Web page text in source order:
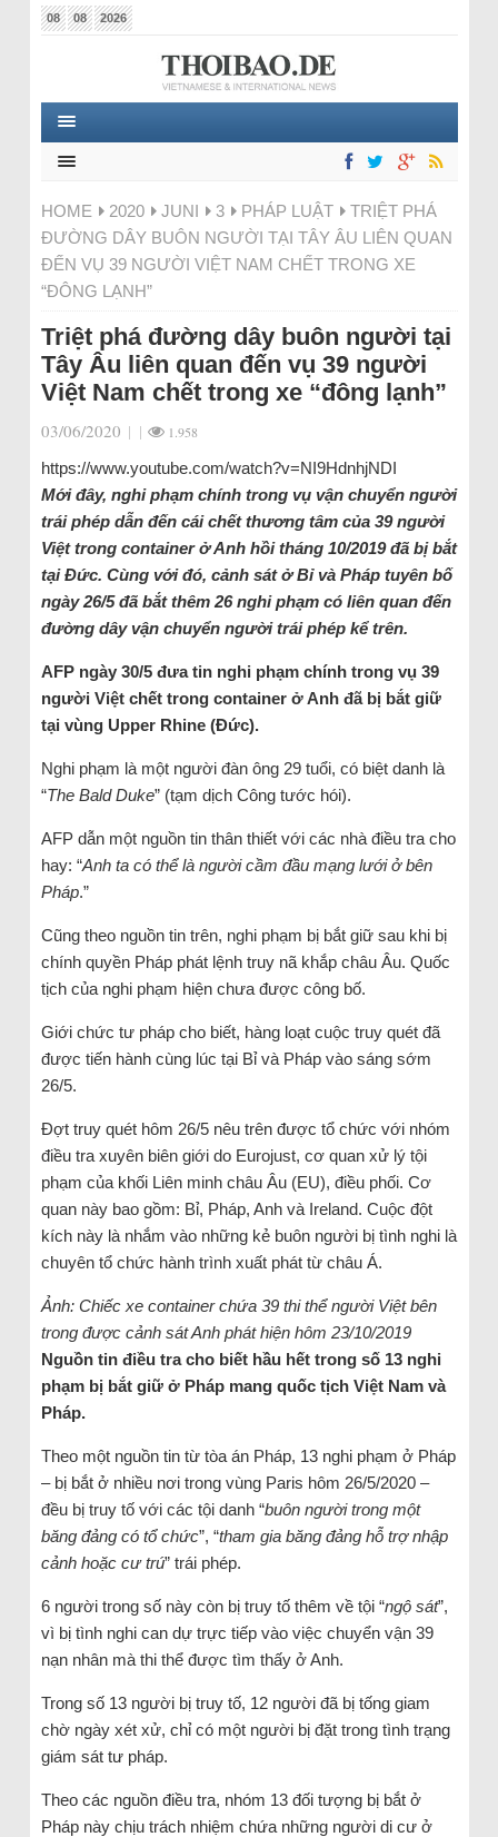
08 08 2026
HOME 2020 JUNI 3 PHÁP LUẬT
TRIỆT PHÁ
ĐƯỜNG DÂY BUÔN NGƯỜI TẠI TÂY ÂU LIÊN QUAN
ĐẾN VỤ 39 NGƯỜI VIỆT NAM CHẾT TRONG XE
“ĐÔNG LẠNH”
Triệt phá đường dây buôn người tại
Tây Âu liên quan đến vụ 39 người
Việt Nam chết trong xe “đông lạnh”
03/06/2020 | | 1.958
https://www.youtube.com/watch?v=NI9HdnhjNDI
Mới đây, nghi phạm chính trong vụ vận chuyển người
trái phép dẫn đến cái chết thương tâm của 39 người
Việt trong container ở Anh hồi tháng 10/2019 đã bị bắt
tại Đức. Cùng với đó, cảnh sát ở Bỉ và Pháp tuyên bố
ngày 26/5 đã bắt thêm 26 nghi phạm có liên quan đến
đường dây vận chuyển người trái phép kể trên.
AFP ngày 30/5 đưa tin nghi phạm chính trong vụ 39
người Việt chết trong container ở Anh đã bị bắt giữ
tại vùng Upper Rhine (Đức).
Nghi phạm là một người đàn ông 29 tuổi, có biệt danh là
“The Bald Duke” (tạm dịch Công tước hói).
AFP dẫn một nguồn tin thân thiết với các nhà điều tra cho
hay: “Anh ta có thể là người cầm đầu mạng lưới ở bên
Pháp.”
Cũng theo nguồn tin trên, nghi phạm bị bắt giữ sau khi bị
chính quyền Pháp phát lệnh truy nã khắp châu Âu. Quốc
tịch của nghi phạm hiện chưa được công bố.
Giới chức tư pháp cho biết, hàng loạt cuộc truy quét đã
được tiến hành cùng lúc tại Bỉ và Pháp vào sáng sớm
26/5.
Đợt truy quét hôm 26/5 nêu trên được tổ chức với nhóm
điều tra xuyên biên giới do Eurojust, cơ quan xử lý tội
phạm của khối Liên minh châu Âu (EU), điều phối. Cơ
quan này bao gồm: Bỉ, Pháp, Anh và Ireland. Cuộc đột
kích này là nhắm vào những kẻ buôn người bị tình nghi là
chuyên tổ chức hành trình xuất phát từ châu Á.
Ảnh: Chiếc xe container chứa 39 thi thể người Việt bên
trong được cảnh sát Anh phát hiện hôm 23/10/2019
Nguồn tin điều tra cho biết hầu hết trong số 13 nghi
phạm bị bắt giữ ở Pháp mang quốc tịch Việt Nam và
Pháp.
Theo một nguồn tin từ tòa án Pháp, 13 nghi phạm ở Pháp
– bị bắt ở nhiều nơi trong vùng Paris hôm 26/5/2020 –
đều bị truy tố với các tội danh “buôn người trong một
băng đảng có tổ chức”, “tham gia băng đảng hỗ trợ nhập
cảnh hoặc cư trú” trái phép.
6 người trong số này còn bị truy tố thêm về tội “ngộ sát”,
vì bị tình nghi can dự trực tiếp vào việc chuyển vận 39
nạn nhân mà thi thể được tìm thấy ở Anh.
Trong số 13 người bị truy tố, 12 người đã bị tống giam
chờ ngày xét xử, chỉ có một người bị đặt trong tình trạng
giám sát tư pháp.
Theo các nguồn điều tra, nhóm 13 đối tượng bị bắt ở
Pháp này chịu trách nhiệm chứa những người di cư ở